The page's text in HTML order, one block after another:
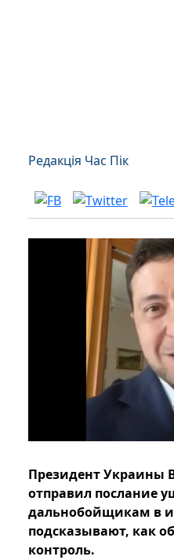
Редакція Час Пік
Президент Украины
отправил послание
дальнобойщикам в
подсказывают, как
контроль.